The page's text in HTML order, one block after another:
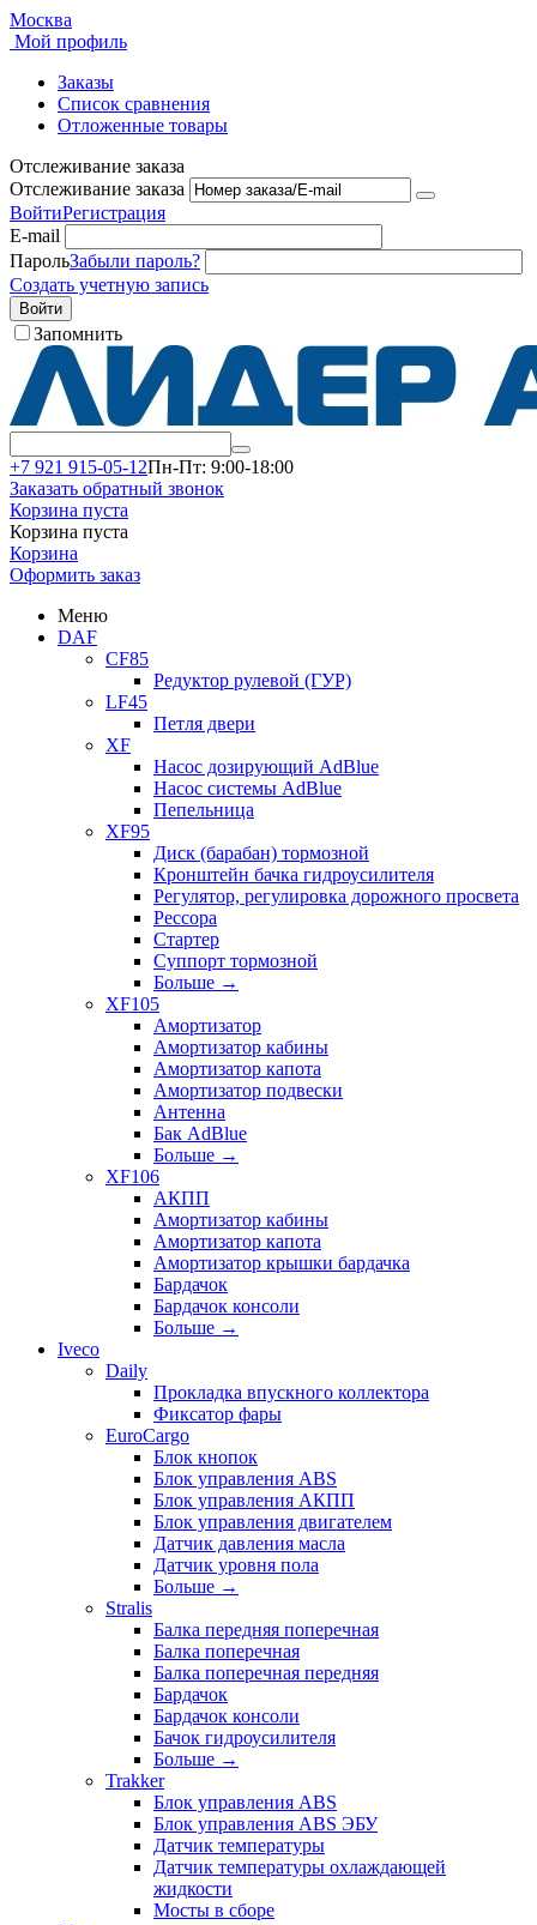
Москва
Мой профиль
Заказы
Список сравнения
Отложенные товары
Отслеживание заказа
Отслеживание заказа
ВойтиРегистрация
E-mail
ПарольЗабыли пароль?
Создать учетную запись
Войти
Запомнить
+7 921 915-05-12Пн-Пт: 9:00-18:00
Заказать обратный звонок
Корзина пуста
Корзина пуста
Корзина
Оформить заказ
Меню
DAF
CF85
Редуктор рулевой (ГУР)
LF45
Петля двери
XF
Насос дозирующий AdBlue
Насос системы AdBlue
Пепельница
XF95
Диск (барабан) тормозной
Кронштейн бачка гидроусилителя
Регулятор, регулировка дорожного просвета
Рессора
Стартер
Суппорт тормозной
Больше →
XF105
Амортизатор
Амортизатор кабины
Амортизатор капота
Амортизатор подвески
Антенна
Бак AdBlue
Больше →
XF106
АКПП
Амортизатор кабины
Амортизатор капота
Амортизатор крышки бардачка
Бардачок
Бардачок консоли
Больше →
Iveco
Daily
Прокладка впускного коллектора
Фиксатор фары
EuroCargo
Блок кнопок
Блок управления ABS
Блок управления АКПП
Блок управления двигателем
Датчик давления масла
Датчик уровня пола
Больше →
Stralis
Балка передняя поперечная
Балка поперечная
Балка поперечная передняя
Бардачок
Бардачок консоли
Бачок гидроусилителя
Больше →
Trakker
Блок управления ABS
Блок управления ABS ЭБУ
Датчик температуры
Датчик температуры охлаждающей
жидкости
Мосты в сборе